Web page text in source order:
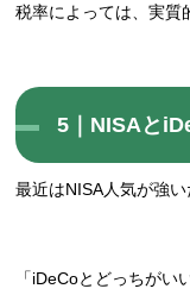
税率によっては、実質
5｜NISAと
最近はNISA人気が強い
「iDeCoとどっちがい